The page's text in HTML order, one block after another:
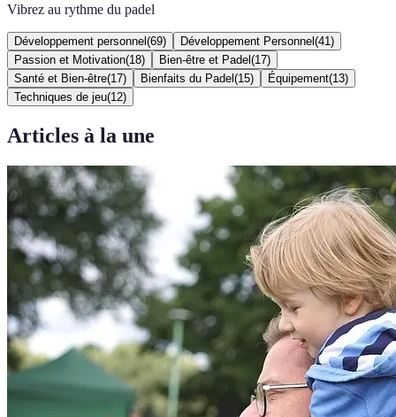
Vibrez au rythme du padel
Développement personnel (69) Développement Personnel (41 )
Passion et Motivation(18) Bien-être et Padel (17)
Santé et Bien-être(17) Bienfaits du Padel (15) Équipement(13)
Techniques de jeu(12)
Articles à la une